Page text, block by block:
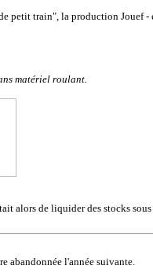
petit train", la production
matériel roulant.
alors de liquider des stocks
abandonnée l'année suivante.